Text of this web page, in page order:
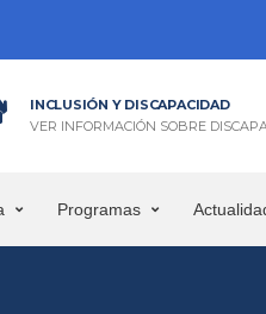
INCLUSIÓN Y DISCAPACIDAD
VER INFORMACIÓN SOBRE
Programas